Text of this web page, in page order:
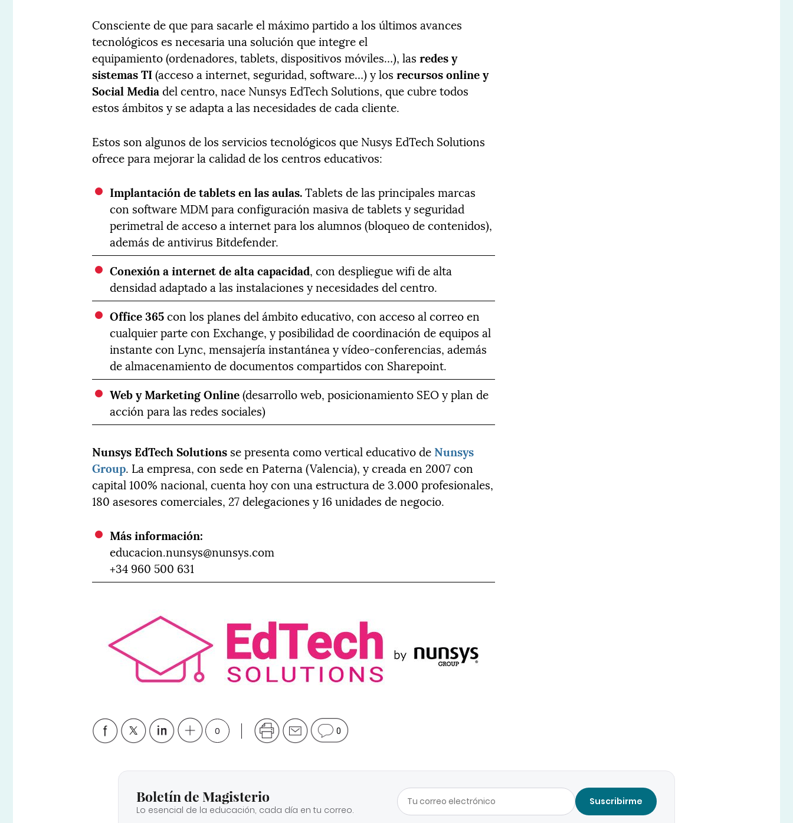
Consciente de que para sacarle el máximo partido a los últimos avances
tecnológicos es necesaria una solución que integre el
equipamiento (ordenadores, tablets, dispositivos móviles…), las redes y
sistemas TI(acceso a internet, seguridad, software…) y losrecursos online y
Social Mediadel centro, nace Nunsys EdTech Solutions, que cubre todos
estos ámbitos y se adapta a las necesidades de cada cliente.
Estos son algunos de los servicios tecnológicos que Nusys EdTech Solutions
ofrece para mejorar la calidad de los centros educativos:
Implantación de tablets en las aulas.Tablets de las principales marcas
con software MDM para configuración masiva de tablets y seguridad
perimetral de acceso a internet para los alumnos (bloqueo de contenidos),
además de antivirus Bitdefender.
Conexión a internet de alta capacidad, con despliegue wifi de alta
densidad adaptado a las instalaciones y necesidades del centro.
Office 365con los planes del ámbito educativo, con acceso al correo en
cualquier parte con Exchange, y posibilidad de coordinación de equipos al
instante con Lync, mensajería instantánea y vídeo-conferencias, además
de almacenamiento de documentos compartidos con Sharepoint.
Web y Marketing Online(desarrollo web, posicionamiento SEO y plan de
acción para las redes sociales)
Nunsys EdTech Solutions se presenta como vertical educativo de Nunsys
Group. La empresa, con sede en Paterna (Valencia), y creada en 2007 con
capital 100% nacional, cuenta hoy con una estructura de 3.000 profesionales,
180 asesores comerciales, 27 delegaciones y 16 unidades de negocio.
Más información:
educacion.nunsys@nunsys.com
+34 960 500 631
0 0
Boletín de Magisterio
Lo esencial de la educación, cada día en tu correo.
Suscribirme